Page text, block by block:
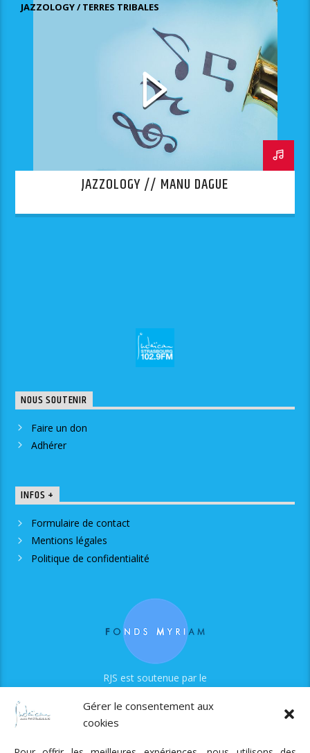
Gérer le consentement aux
cookies
JAZZOLOGY / TERRES TRIBALES
JAZZOLOGY // MANU DAGUE
NOUS SOUTENIR
Faire un don
Adhérer
INFOS +
Formulaire de contact
Mentions légales
Politique de confidentialité
RJS est soutenue par le